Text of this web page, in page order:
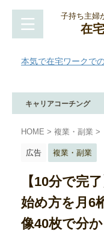
子持ち主婦
在
本気で在宅ワークで
キャリアコーチング
HOME > 複業・副業 >
広告 複業・副業
【10分で完
始め方を月6
像40枚で分